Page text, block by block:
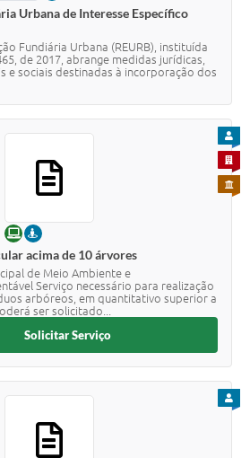
Urbana de Interesse Específico
Fundiária Urbana (REURB), instituída
de 2017, abrange medidas jurídicas,
e sociais destinadas à incorporação dos
ONLINEPRESENCIAL
acima de 10 árvores
de Meio Ambiente e
Serviço necessário para realização
arbóreos, em quantitativo superior a
ser solicitado...
PARA
PARA
Solicitar Serviço